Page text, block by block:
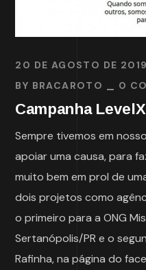
20 DE AGOSTO DE 2019
BY BRACAROTO 0
Campanha
Sempre tivemos em
apoiar uma causa, para
muito bem em prol de
dois projetos como
o primeiro para a ONG
Sertanópolis/PR e o
Rafinha, na página do